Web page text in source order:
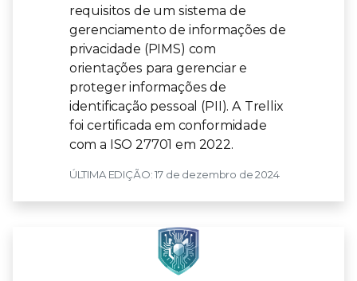
requisitos de um sistema de
gerenciamento de informações de
privacidade (PIMS) com
orientações para gerenciar e
proteger informações de
identificação pessoal (PII). A Trellix
foi certificada em conformidade
com a ISO 27701 em 2022.
ÚLTIMA EDIÇÃO: 17 de dezembro de 2024